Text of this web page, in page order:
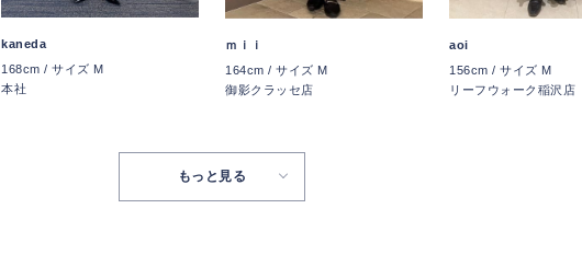
kaneda
168cm / サイズ M
本社
ｍｉｉ
164cm / サイズ M
御影クラッセ店
aoi
156cm / サイズ M
リーフウォーク稲沢店
もっと見る